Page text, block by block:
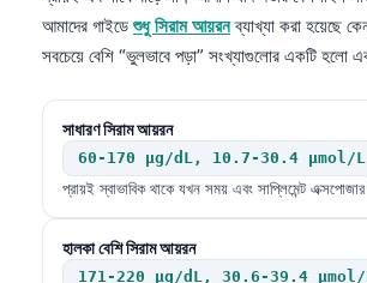
আমাদের গাইডেশুধু সিরাম আয়রনব্যাখ্যা করা হয়েছে
সবচেয়ে বেশি “ভুলভাবে পড়া” সংখ্যাগুলোর একটি
সাধারণ সিরাম আয়রন
60-170 µg/dL, 10.7-30.4 µmol/L
প্রায়ই স্বাভাবিক থাকে যখন সময় এবং সাপ্লিমেন্ট এক্সপোজার
হালকা বেশি সিরাম আয়রন
171-220 µg/dL, 30.6-39.4 µmol/